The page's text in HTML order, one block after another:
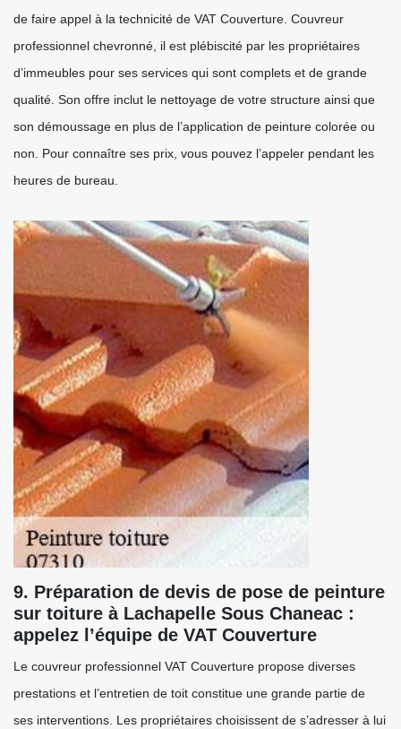
de faire appel à la technicité de VAT Couverture. Couvreur
professionnel chevronné, il est plébiscité par les propriétaires
d’immeubles pour ses services qui sont complets et de grande
qualité. Son offre inclut le nettoyage de votre structure ainsi que
son démoussage en plus de l’application de peinture colorée ou
non. Pour connaître ses prix, vous pouvez l’appeler pendant les
heures de bureau.
9. Préparation de devis de pose de peinture
sur toiture à Lachapelle Sous Chaneac :
appelez l’équipe de VAT Couverture
Le couvreur professionnel VAT Couverture propose diverses
prestations et l’entretien de toit constitue une grande partie de
ses interventions. Les propriétaires choisissent de s’adresser à lui